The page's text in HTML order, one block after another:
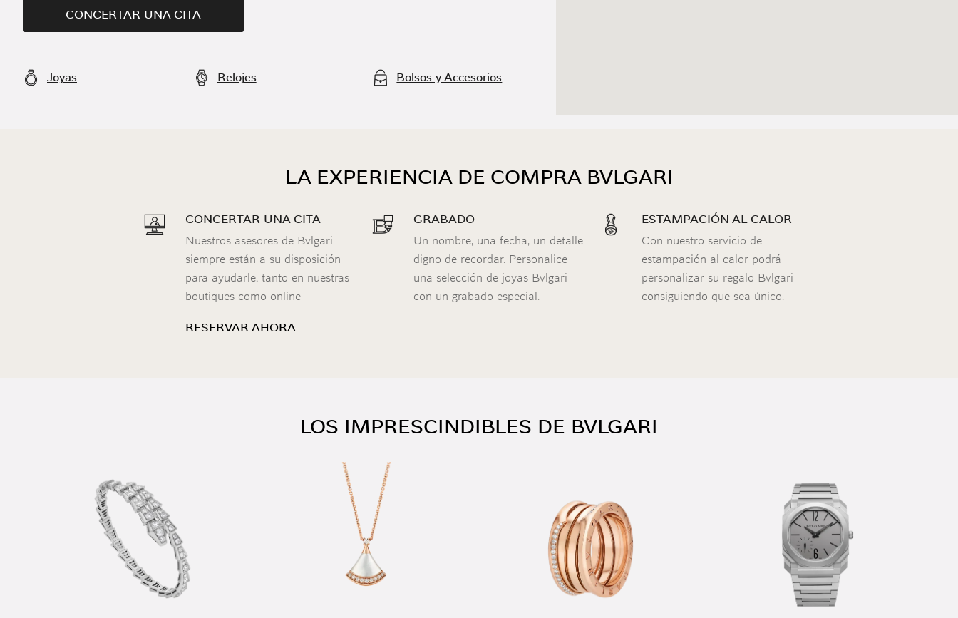
CONCERTAR UNA CITA
Joyas Relojes Bolsos y Accesorios
LA EXPERIENCIA DE COMPRA BVLGARI
CONCERTAR UNA CITA
Nuestros asesores de Bvlgari
siempre están a su disposición
para ayudarle, tanto en nuestras
boutiques como online
RESERVAR AHORA
GRABADO
Un nombre, una fecha, un detalle
digno de recordar. Personalice
una selección de joyas Bvlgari
con un grabado especial.
ESTAMPACIÓN AL CALOR
Con nuestro servicio de
estampación al calor podrá
personalizar su regalo Bvlgari
consiguiendo que sea único.
LOS IMPRESCINDIBLES DE BVLGARI